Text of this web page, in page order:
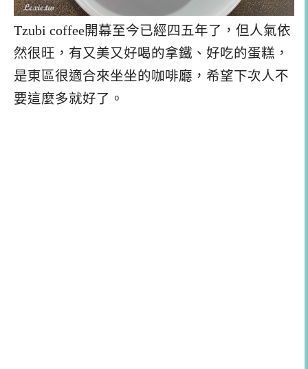
Tzubi coffee開幕至今已經四五年了，但人氣依
然很旺，有又美又好喝的拿鐵、好吃的蛋糕，
是東區很適合來坐坐的咖啡廳，希望下次人不
要這麼多就好了。